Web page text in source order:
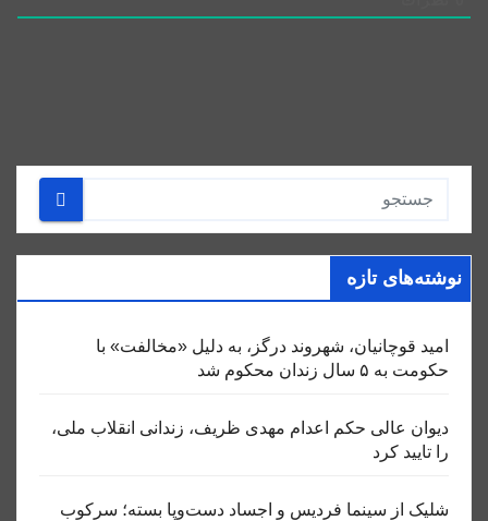
نوشته‌های تازه
امید قوچانیان، شهروند درگز، به دلیل «مخالفت» با
حکومت به ۵ سال زندان محکوم شد
دیوان عالی حکم اعدام مهدی ظریف، زندانی انقلاب ملی،
را تایید کرد
شلیک از سینما فردیس و اجساد دست‌وپا بسته؛ سرکوب